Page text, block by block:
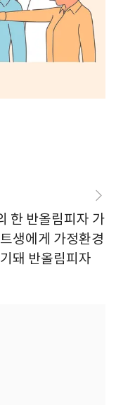
한 반올림피자 가
생에게 가정환경
돼 반올림피자